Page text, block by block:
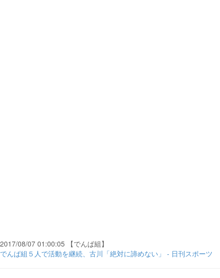
2017/08/07 01:00:05 【でんぱ組】
でんぱ組５人で活動を継続、古川「絶対に諦めない」 - 日刊スポーツ